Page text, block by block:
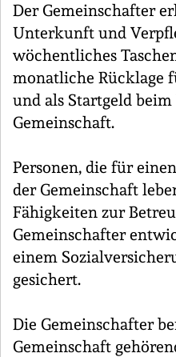
Der Gemeinschafter
Unterkunft und
wöchentliches
monatliche Rücklage
und als Startgeld beim
Gemeinschaft.
Personen, die für
der Gemeinschaft
Fähigkeiten zur
Gemeinschafter
einem
gesichert.
Die Gemeinschafter
Gemeinschaft